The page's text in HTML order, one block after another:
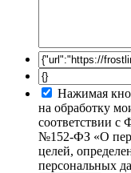
Нажимая
на обработку
соответствии с
№152-ФЗ «О
целей,
персональных